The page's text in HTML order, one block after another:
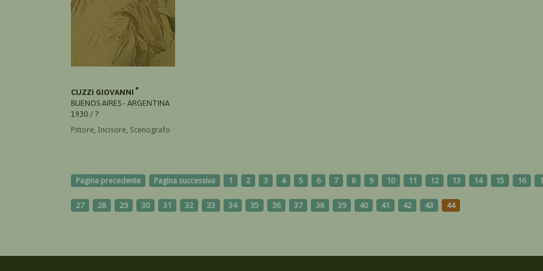
CUZZI GIOVANNI
BUENOS AIRES - ARGENTINA
1930 / ?
Pittore, Incisore, Scenografo
Pagina precedente Pagina successiva 1 2 3 4 5 6 7 8 9 10 11 12 13 14 15 16
27 28 29 30 31 32 33 34 35 36 37 38 39 40 41 42 43 44